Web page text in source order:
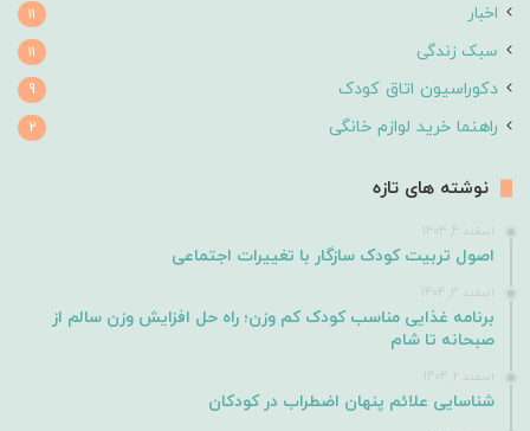
اخبار 11
سبک زندگی 11
دکوراسیون اتاق کودک 9
راهنما خرید لوازم خانگی 2
نوشته های تازه
اسفند 4, 1404
اصول تربیت کودک سازگار با تغییرات اجتماعی
اسفند 3, 1404
برنامه غذایی مناسب کودک کم وزن؛ راه حل افزایش وزن سالم از
صبحانه تا شام
اسفند 2, 1404
شناسایی علائم پنهان اضطراب در کودکان